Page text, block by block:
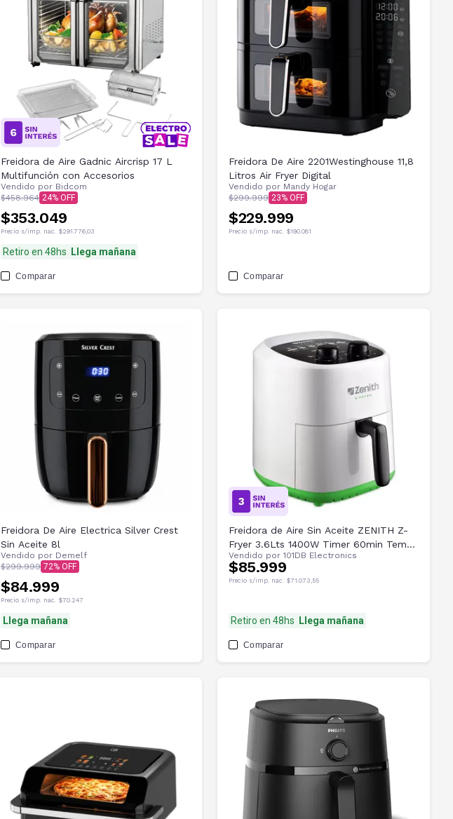
Freidora de Aire Gadnic Aircrisp 17 L
Multifunción con Accesorios
Vendido por Bidcom
$458.964 24
$353.049
Precio s/imp. nac. $291.776,03
Retiro en 48hs Llega mañana
Comparar
Freidora De Aire 2201Westinghouse 11,8
Litros Air Fryer Digital
Vendido por Mandy Hogar
$299.999 23
$229.999
Precio s/imp. nac. $190.081
Comparar
Freidora De Aire Electrica Silver Crest
Sin Aceite 8l
Vendido por Demelf
$299.999 72
$84.999
Precio s/imp. nac. $70.247
Llega mañana
Comparar
Freidora de Aire Sin Aceite ZENITH Z-
Fryer 3.6Lts 1400W Timer 60min Temp.
80-200°C
Vendido por 101DB Electronics
$85.999
Precio s/imp. nac. $71.073,55
Retiro en 48hs Llega mañana
Comparar